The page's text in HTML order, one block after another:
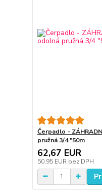
Čerpadlo -
pružná 3/4 "50m
62,67 EUR
50,95 EUR bez DPH